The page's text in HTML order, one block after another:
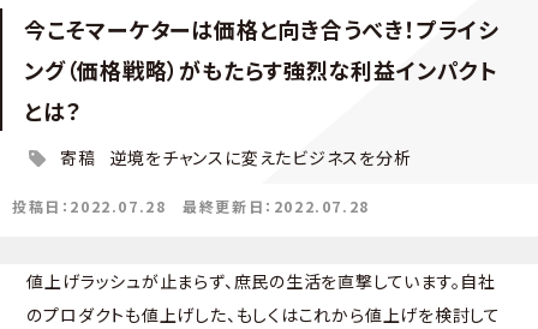
今こそマーケターは価格と向き合うべき！プライシ
ング（価格戦略）がもたらす強烈な利益インパクト
とは？
寄稿 逆境をチャンスに変えたビジネスを分析
投稿日：2022.07.28 最終更新日：2022.07.28
値上げラッシュが止まらず、庶民の生活を直撃しています。自社
のプロダクトも値上げした、もしくはこれから値上げを検討して